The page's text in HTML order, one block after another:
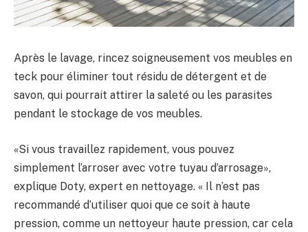
Après le lavage, rincez soigneusement vos meubles en
teck pour éliminer tout résidu de détergent et de
savon, qui pourrait attirer la saleté ou les parasites
pendant le stockage de vos meubles.
«Si vous travaillez rapidement, vous pouvez
simplement l’arroser avec votre tuyau d’arrosage»,
explique Doty, expert en nettoyage. « Il n’est pas
recommandé d’utiliser quoi que ce soit à haute
pression, comme un nettoyeur haute pression, car cela